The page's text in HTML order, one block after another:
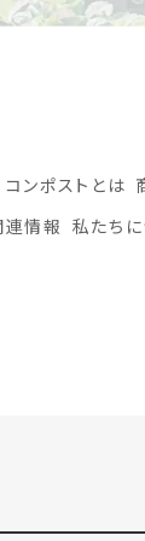
コンポストとは
連情報 私たち